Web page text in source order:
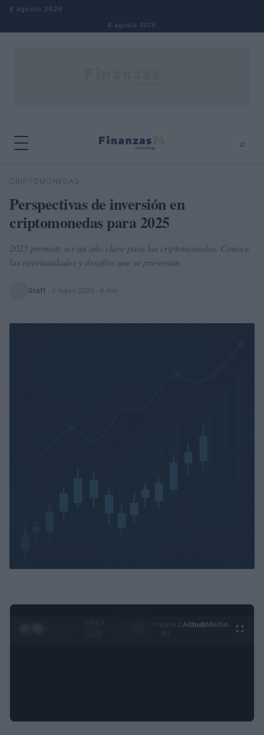
Saltar al contenido
8 agosto 2026
8 agosto 2026
⌕
Buscar
CRIPTOMONEDAS
Perspectivas de inversión en
criptomonedas para 2025
2025 promete ser un año clave para las criptomonedas. Conoce
las oportunidades y desafíos que se presentan.
Staff 3 mayo 2025 · 4 min
0:29 /
Ad hubMedia